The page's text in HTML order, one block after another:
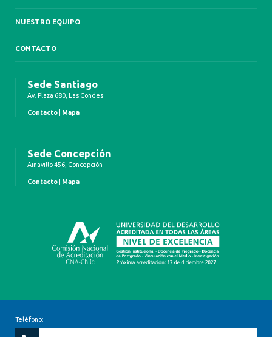
NUESTRO EQUIPO
CONTACTO
Sede Santiago
Av. Plaza 680, Las Condes
Contacto Mapa
Sede Concepción
Ainavillo 456, Concepción
Contacto Mapa
Teléfono: